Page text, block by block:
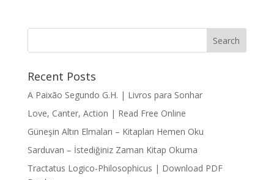
Recent Posts
A Paixão Segundo G.H. | Livros para Sonhar
Love, Canter, Action | Read Free Online
Güneşin Altın Elmaları – Kitapları Hemen Oku
Sarduvan – İstediğiniz Zaman Kitap Okuma
Tractatus Logico-Philosophicus | Download PDF